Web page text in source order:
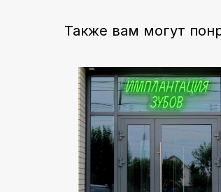
Также вам могут